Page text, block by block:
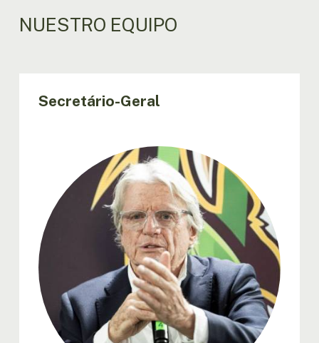
NUESTRO EQUIPO
Secretário-Geral